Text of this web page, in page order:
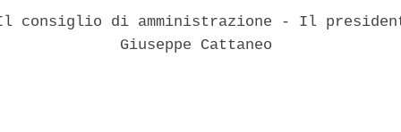
consiglio di amministrazione - Il
Giuseppe Cattaneo